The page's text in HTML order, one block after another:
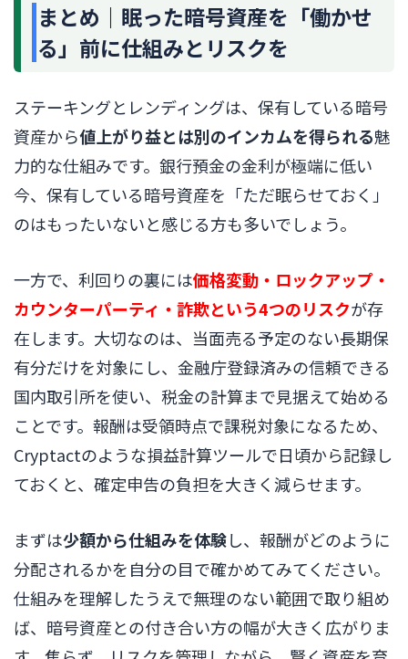
まとめ｜眠った暗号資産を「働かせ
る」前に仕組みとリスクを
ステーキングとレンディングは、保有している暗号
資産から値上がり益とは別のインカムを得られる魅
力的な仕組みです。銀行預金の金利が極端に低い
今、保有している暗号資産を「ただ眠らせておく」
のはもったいないと感じる方も多いでしょう。
一方で、利回りの裏には価格変動・ロックアップ・
カウンターパーティ・詐欺という4つのリスクが存
在します。大切なのは、当面売る予定のない長期保
有分だけを対象にし、金融庁登録済みの信頼できる
国内取引所を使い、税金の計算まで見据えて始める
ことです。報酬は受領時点で課税対象になるため、
Cryptactのような損益計算ツールで日頃から記録し
ておくと、確定申告の負担を大きく減らせます。
まずは少額から仕組みを体験し、報酬がどのように
分配されるかを自分の目で確かめてみてください。
仕組みを理解したうえで無理のない範囲で取り組め
ば、暗号資産との付き合い方の幅が大きく広がりま